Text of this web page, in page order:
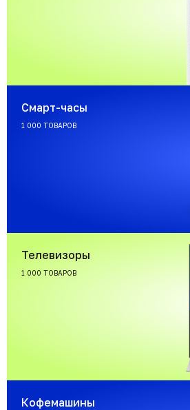
Смарт-часы
1 000 ТОВАРОВ
Телевизоры
1 000 ТОВАРОВ
Кофемашины